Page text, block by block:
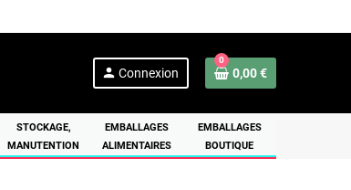
person Connexion
0
0,00 €
STOCKAGE,
MANUTENTION
EMBALLAGES
ALIMENTAIRES
EMBALLAGES
BOUTIQUE